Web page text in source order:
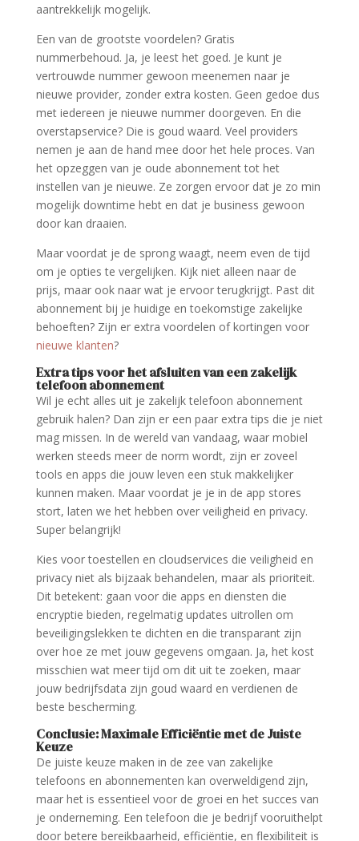
aantrekkelijk mogelijk.
Een van de grootste voordelen? Gratis
nummerbehoud. Ja, je leest het goed. Je kunt je
vertrouwde nummer gewoon meenemen naar je
nieuwe provider, zonder extra kosten. Geen gedoe dus
met iedereen je nieuwe nummer doorgeven. En die
overstapservice? Die is goud waard. Veel providers
nemen je aan de hand mee door het hele proces. Van
het opzeggen van je oude abonnement tot het
instellen van je nieuwe. Ze zorgen ervoor dat je zo min
mogelijk downtime hebt en dat je business gewoon
door kan draaien.
Maar voordat je de sprong waagt, neem even de tijd
om je opties te vergelijken. Kijk niet alleen naar de
prijs, maar ook naar wat je ervoor terugkrijgt. Past dit
abonnement bij je huidige en toekomstige zakelijke
behoeften? Zijn er extra voordelen of kortingen voor
nieuwe klanten?
Extra tips voor het afsluiten van een zakelijk
telefoon abonnement
Wil je echt alles uit je zakelijk telefoon abonnement
gebruik halen? Dan zijn er een paar extra tips die je niet
mag missen. In de wereld van vandaag, waar mobiel
werken steeds meer de norm wordt, zijn er zoveel
tools en apps die jouw leven een stuk makkelijker
kunnen maken. Maar voordat je je in de app stores
stort, laten we het hebben over veiligheid en privacy.
Super belangrijk!
Kies voor toestellen en cloudservices die veiligheid en
privacy niet als bijzaak behandelen, maar als prioriteit.
Dit betekent: gaan voor die apps en diensten die
encryptie bieden, regelmatig updates uitrollen om
beveiligingslekken te dichten en die transparant zijn
over hoe ze met jouw gegevens omgaan. Ja, het kost
misschien wat meer tijd om dit uit te zoeken, maar
jouw bedrijfsdata zijn goud waard en verdienen de
beste bescherming.
Conclusie: Maximale Efficiëntie met de Juiste
Keuze
De juiste keuze maken in de zee van zakelijke
telefoons en abonnementen kan overweldigend zijn,
maar het is essentieel voor de groei en het succes van
je onderneming. Een telefoon die je bedrijf vooruithelpt
door betere bereikbaarheid, efficiëntie, en flexibiliteit is